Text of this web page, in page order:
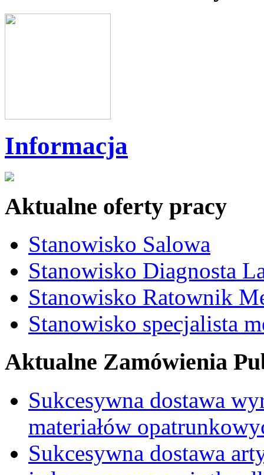
Informacja
Aktualne oferty pracy
Stanowisko Salowa
Stanowisko Diagnosta
Stanowisko Ratownik
Stanowisko specjalista
Aktualne Zamówienia
Sukcesywna dostawa
materiałów
Sukcesywna dostawa